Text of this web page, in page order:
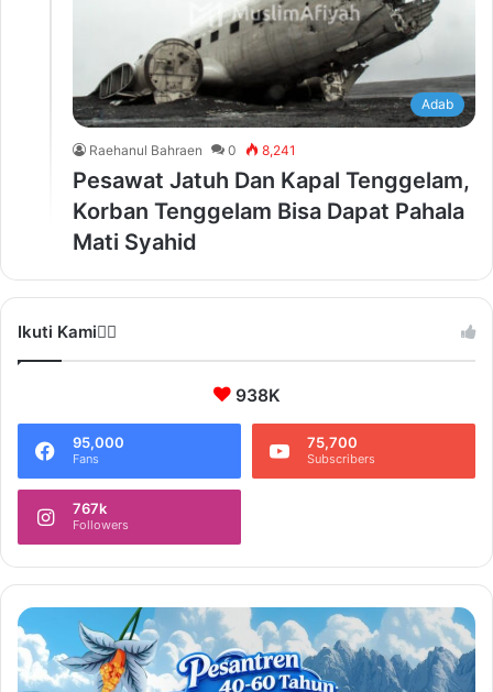
Adab
Raehanul Bahraen 0 8,241
Pesawat Jatuh Dan Kapal Tenggelam,
Korban Tenggelam Bisa Dapat Pahala
Mati Syahid
Ikuti Kami❤️‍🔥
938K
95,000
Fans
75,700
Subscribers
767k
Followers